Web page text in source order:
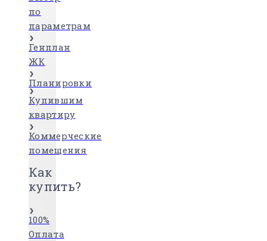
по
параметрам
Генплан
ЖК
Планировки
Купившим
квартиру
Коммерческие
помещения
Как
купить?
100%
Оплата